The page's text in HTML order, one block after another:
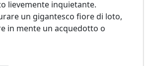
lievemente inquietante.
un gigantesco fiore di loto,
in mente un acquedotto o